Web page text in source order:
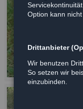
Option kann
Drittanbieter
Wir benutzen
So setzen wir
einzubinden.